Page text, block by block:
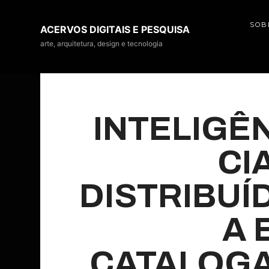
ACERVOS
DIGITAIS
E
ACERVOS DIGITAIS E PESQUISA
arte, arquitetura, design e tecnologia
A